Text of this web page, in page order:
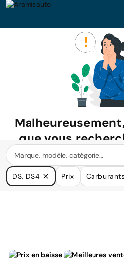
que vous
Nous avons de nombreuses
à vos
DS, DS4 Prix Carburants